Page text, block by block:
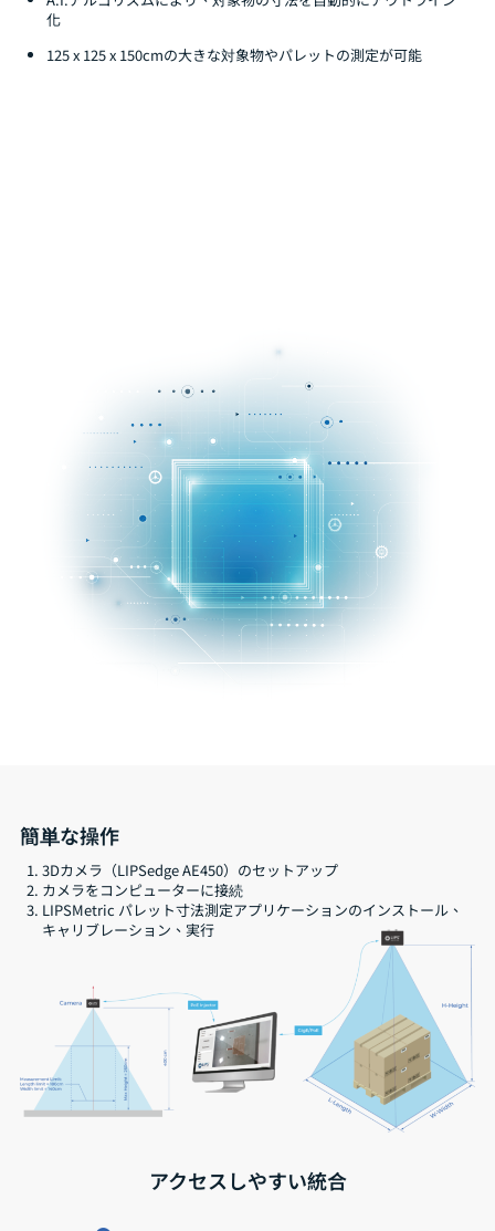
化
125 x 125 x 150cmの大きな対象物やパレットの測定が可能
簡単な操作
3Dカメラ（LIPSedge AE450）のセットアップ
カメラをコンピューターに接続
LIPSMetric パレット寸法測定アプリケーションのインストール、
キャリブレーション、実行
アクセスしやすい統合